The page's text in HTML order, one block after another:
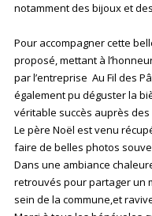
notamment des bijoux et
Pour accompagner cette
proposé, mettant à
par l’entreprise Au Fil des
également pu déguster la
véritable succès auprès
Le père Noël est venu
faire de belles photos
Dans une ambiance
retrouvés pour partager un
sein de la commune,et